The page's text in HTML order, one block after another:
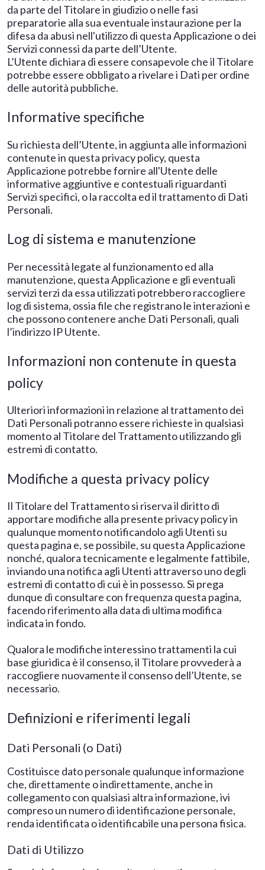
da parte del Titolare in giudizio o nelle fasi
preparatorie alla sua eventuale instaurazione per la
difesa da abusi nell'utilizzo di questa Applicazione o dei
Servizi connessi da parte dell’Utente.
L’Utente dichiara di essere consapevole che il Titolare
potrebbe essere obbligato a rivelare i Dati per ordine
delle autorità pubbliche.
Informative specifiche
Su richiesta dell’Utente, in aggiunta alle informazioni
contenute in questa privacy policy, questa
Applicazione potrebbe fornire all'Utente delle
informative aggiuntive e contestuali riguardanti
Servizi specifici, o la raccolta ed il trattamento di Dati
Personali.
Log di sistema e manutenzione
Per necessità legate al funzionamento ed alla
manutenzione, questa Applicazione e gli eventuali
servizi terzi da essa utilizzati potrebbero raccogliere
log di sistema, ossia file che registrano le interazioni e
che possono contenere anche Dati Personali, quali
l’indirizzo IP Utente.
Informazioni non contenute in questa
policy
Ulteriori informazioni in relazione al trattamento dei
Dati Personali potranno essere richieste in qualsiasi
momento al Titolare del Trattamento utilizzando gli
estremi di contatto.
Modifiche a questa privacy policy
Il Titolare del Trattamento si riserva il diritto di
apportare modifiche alla presente privacy policy in
qualunque momento notificandolo agli Utenti su
questa pagina e, se possibile, su questa Applicazione
nonché, qualora tecnicamente e legalmente fattibile,
inviando una notifica agli Utenti attraverso uno degli
estremi di contatto di cui è in possesso. Si prega
dunque di consultare con frequenza questa pagina,
facendo riferimento alla data di ultima modifica
indicata in fondo.
Qualora le modifiche interessino trattamenti la cui
base giuridica è il consenso, il Titolare provvederà a
raccogliere nuovamente il consenso dell’Utente, se
necessario.
Definizioni e riferimenti legali
Dati Personali (o Dati)
Costituisce dato personale qualunque informazione
che, direttamente o indirettamente, anche in
collegamento con qualsiasi altra informazione, ivi
compreso un numero di identificazione personale,
renda identificata o identificabile una persona fisica.
Dati di Utilizzo